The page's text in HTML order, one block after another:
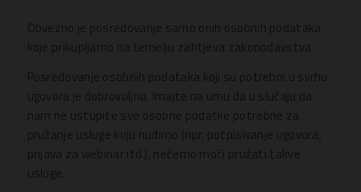
Obvezno je posredovanje samo onih osobnih podataka
koje prikupljamo na temelju zahtjeva zakonodavstva.
Posredovanje osobnih podataka koji su potrebni u svrhu
ugovora je dobrovoljno. Imajte na umu da u slučaju da
nam ne ustupite sve osobne podatke potrebne za
pružanje usluge koju nudimo (npr. potpisivanje ugovora,
prijava za webinar itd.), nećemo moći pružati takve
usluge.